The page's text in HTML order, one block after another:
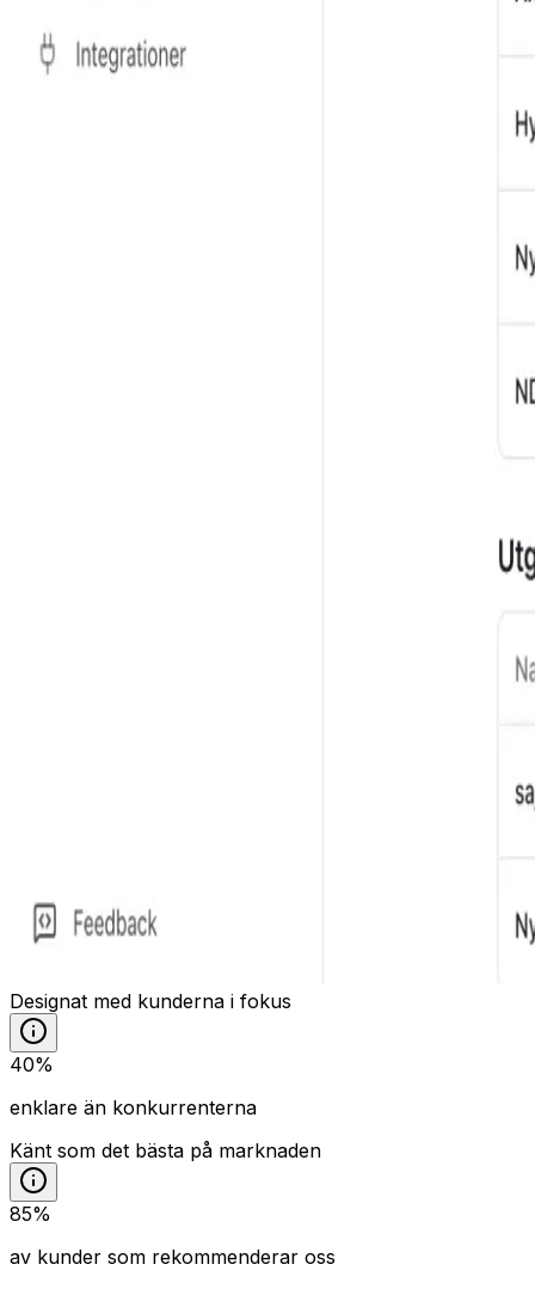
Designat med kunderna i fokus
40%
enklare än konkurrenterna
Känt som det bästa på marknaden
85%
av kunder som rekommenderar oss